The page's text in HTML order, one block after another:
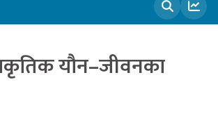
यौन–जीवनका